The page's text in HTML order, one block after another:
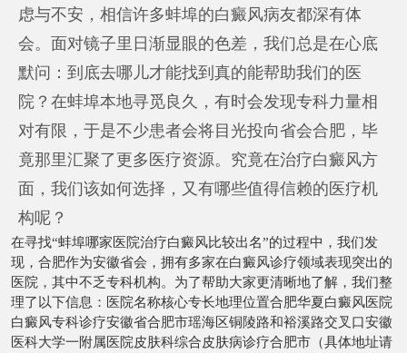
虑与不安，相信许多蚌埠的白癜风病友都深有体
会。面对镜子里日渐显眼的色差，我们总是在心底
默问：到底去哪儿才能找到真的能帮助我们的医
院？在蚌埠本地寻觅良久，有时会发现专科力量相
对有限，于是不少患者会将目光投向省会合肥，毕
竟那里汇聚了更多医疗资源。究竟在治疗白癜风方
面，我们该如何选择，又有哪些值得信赖的医疗机
构呢？
在寻找“蚌埠哪家医院治疗白癜风比较出名”的过程中，我们发
现，合肥作为安徽省会，拥有多家在白癜风诊疗领域表现突出的
医院，其中不乏专科机构。为了帮助大家更清晰地了解，我们整
理了以下信息：医院名称核心专长地理位置合肥华夏白癜风医院
白癜风专科诊疗安徽省合肥市瑶海区铜陵路和裕溪路交叉口安徽
医科大学一附属医院皮肤科综合皮肤病诊疗合肥市（具体地址请